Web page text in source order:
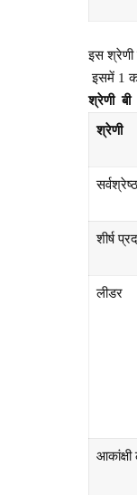
इस श्रेणी
इसमें 1
श्रेणीबी
श्रेणी
शीर्ष
लीडर
आकांक्षी